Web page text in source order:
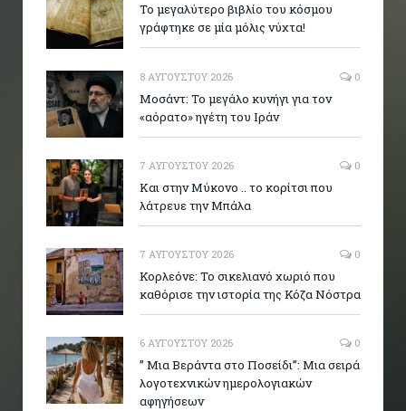
Το μεγαλύτερο βιβλίο του κόσμου
γράφτηκε σε μία μόλις νύχτα!
8 ΑΥΓΟΎΣΤΟΥ 2026 0
Μοσάντ: Το μεγάλο κυνήγι για τον
«αόρατο» ηγέτη του Ιράν
7 ΑΥΓΟΎΣΤΟΥ 2026 0
Και στην Μύκονο .. το κορίτσι που
λάτρευε την Μπάλα
7 ΑΥΓΟΎΣΤΟΥ 2026 0
Κορλεόνε: Το σικελιανό χωριό που
καθόρισε την ιστορία της Κόζα Νόστρα
6 ΑΥΓΟΎΣΤΟΥ 2026 0
” Μια Βεράντα στο Ποσείδι”: Μια σειρά
λογοτεχνικών ημερολογιακών
αφηγήσεων